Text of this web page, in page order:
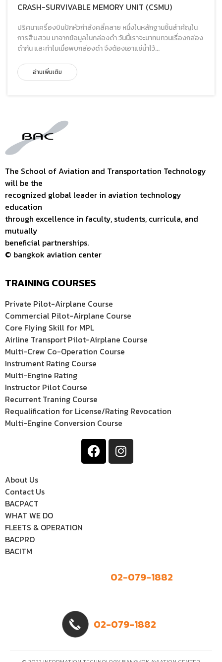
CRASH-SURVIVABLE MEMORY UNIT (CSMU)
ปริศนาเครื่องบินปักหัวกำลังคลี่คลาย หนึ่งในหลักฐานชิ้นสำคัญใน
การสืบสวน มาจากข้อมูลในกล่องดำ วันนี้เราจะมาทบทวนเรื่องกล่อง
ดำกัน และทำไมเมื่อพบกล่องดำ จึงต้องเอาแช่น้ำไว้...
อ่านเพิ่มเติม
The School of Aviation and Transportation Technology
will be the
recognized global leader in aviation technology
education
through excellence in faculty, students, curricula, and
mutually
beneficial partnerships.
© bangkok aviation center
TRAINING COURSES
Private Pilot-Airplane Course
Commercial Pilot-Airplane Course
Core Flying Skill for MPL
Airline Transport Pilot-Airplane Course
Multi-Crew Co-Operation Course
Instrument Rating Course
Multi-Engine Rating
Instructor Pilot Course
Recurrent Traning Course
Requalification for License/Rating Revocation
Multi-Engine Conversion Course
About Us
Contact Us
BACPACT
WHAT WE DO
FLEETS & OPERATION
BACPRO
BACITM
02-079-1882
02-079-1882